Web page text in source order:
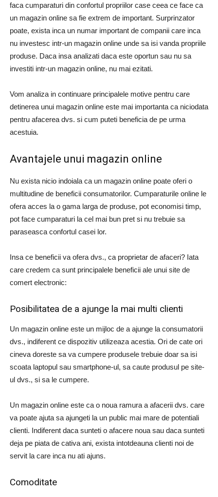
faca cumparaturi din confortul propriilor case ceea ce face ca
un magazin online sa fie extrem de important. Surprinzator
poate, exista inca un numar important de companii care inca
nu investesc intr-un magazin online unde sa isi vanda propriile
produse. Daca insa analizati daca este oportun sau nu sa
investiti intr-un magazin online, nu mai ezitati.
Vom analiza in continuare principalele motive pentru care
detinerea unui magazin online este mai importanta ca niciodata
pentru afacerea dvs. si cum puteti beneficia de pe urma
acestuia.
Avantajele unui magazin online
Nu exista nicio indoiala ca un magazin online poate oferi o
multitudine de beneficii consumatorilor. Cumparaturile online le
ofera acces la o gama larga de produse, pot economisi timp,
pot face cumparaturi la cel mai bun pret si nu trebuie sa
paraseasca confortul casei lor.
Insa ce beneficii va ofera dvs., ca proprietar de afaceri? Iata
care credem ca sunt principalele beneficii ale unui site de
comert electronic:
Posibilitatea de a ajunge la mai multi clienti
Un magazin online este un mijloc de a ajunge la consumatorii
dvs., indiferent ce dispozitiv utilizeaza acestia. Ori de cate ori
cineva doreste sa va cumpere produsele trebuie doar sa isi
scoata laptopul sau smartphone-ul, sa caute produsul pe site-
ul dvs., si sa le cumpere.
Un magazin online este ca o noua ramura a afacerii dvs. care
va poate ajuta sa ajungeti la un public mai mare de potentiali
clienti. Indiferent daca sunteti o afacere noua sau daca sunteti
deja pe piata de cativa ani, exista intotdeauna clienti noi de
servit la care inca nu ati ajuns.
Comoditate